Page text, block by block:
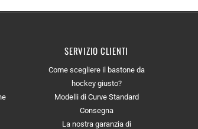
SERVIZIO CLIENTI
Come scegliere il bastone da
hockey giusto?
Modelli di Curve Standard
Consegna
La nostra garanzia di